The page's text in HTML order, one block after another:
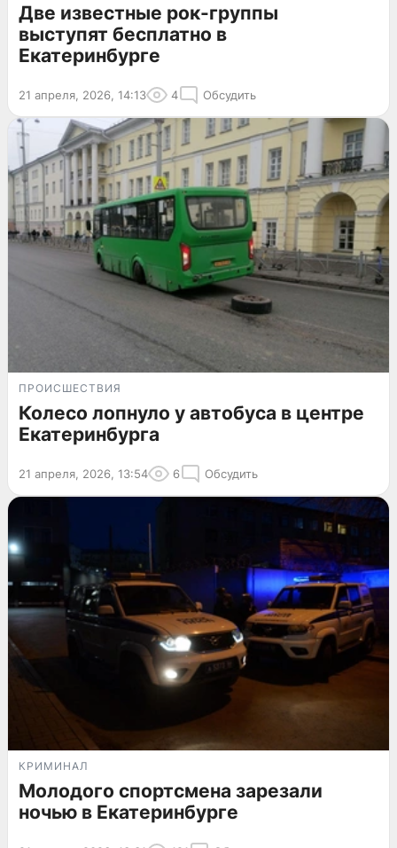
Две известные рок-группы
выступят бесплатно в
Екатеринбурге
21 апреля, 2026, 14:13 4 Обсудить
ПРОИСШЕСТВИЯ
Колесо лопнуло у автобуса в центре
Екатеринбурга
21 апреля, 2026, 13:54 6 Обсудить
КРИМИНАЛ
Молодого спортсмена зарезали
ночью в Екатеринбурге